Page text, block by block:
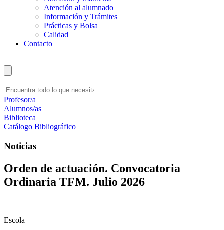
Atención al alumnado
Información y Trámites
Prácticas y Bolsa
Calidad
Contacto
Profesor/a
Alumnos/as
Biblioteca
Catálogo Bibliográfico
Noticias
Orden de actuación. Convocatoria
Ordinaria TFM. Julio 2026
Escola